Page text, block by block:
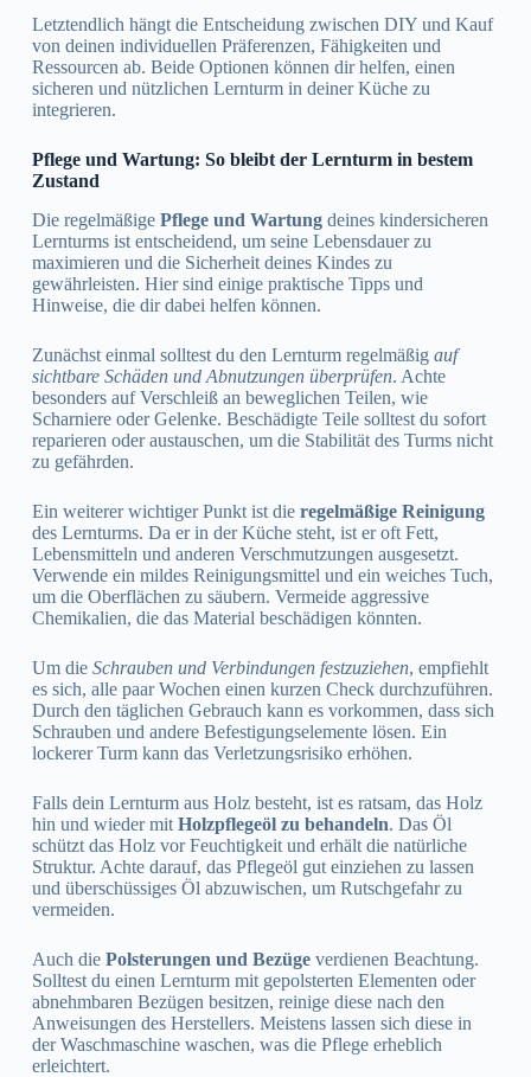
Letztendlich hängt die Entscheidung zwischen DIY und Kauf
von deinen individuellen Präferenzen, Fähigkeiten und
Ressourcen ab. Beide Optionen können dir helfen, einen
sicheren und nützlichen Lernturm in deiner Küche zu
integrieren.
Pflege und Wartung: So bleibt der Lernturm in bestem
Zustand
Die regelmäßige Pflege und Wartungdeines kindersicheren
Lernturms ist entscheidend, um seine Lebensdauer zu
maximieren und die Sicherheit deines Kindes zu
gewährleisten. Hier sind einige praktische Tipps und
Hinweise, die dir dabei helfen können.
Zunächst einmal solltest du den Lernturm regelmäßig auf
sichtbare Schäden und Abnutzungen überprüfen. Achte
besonders auf Verschleiß an beweglichen Teilen, wie
Scharniere oder Gelenke. Beschädigte Teile solltest du sofort
reparieren oder austauschen, um die Stabilität des Turms nicht
zu gefährden.
Ein weiterer wichtiger Punkt ist die regelmäßige Reinigung
des Lernturms. Da er in der Küche steht, ist er oft Fett,
Lebensmitteln und anderen Verschmutzungen ausgesetzt.
Verwende ein mildes Reinigungsmittel und ein weiches Tuch,
um die Oberflächen zu säubern. Vermeide aggressive
Chemikalien, die das Material beschädigen könnten.
Um die Schrauben und Verbindungen festzuziehen, empfiehlt
es sich, alle paar Wochen einen kurzen Check durchzuführen.
Durch den täglichen Gebrauch kann es vorkommen, dass sich
Schrauben und andere Befestigungselemente lösen. Ein
lockerer Turm kann das Verletzungsrisiko erhöhen.
Falls dein Lernturm aus Holz besteht, ist es ratsam, das Holz
hin und wieder mit Holzpflegeöl zu behandeln. Das Öl
schützt das Holz vor Feuchtigkeit und erhält die natürliche
Struktur. Achte darauf, das Pflegeöl gut einziehen zu lassen
und überschüssiges Öl abzuwischen, um Rutschgefahr zu
vermeiden.
Auch die Polsterungen und Bezügeverdienen Beachtung.
Solltest du einen Lernturm mit gepolsterten Elementen oder
abnehmbaren Bezügen besitzen, reinige diese nach den
Anweisungen des Herstellers. Meistens lassen sich diese in
der Waschmaschine waschen, was die Pflege erheblich
erleichtert.